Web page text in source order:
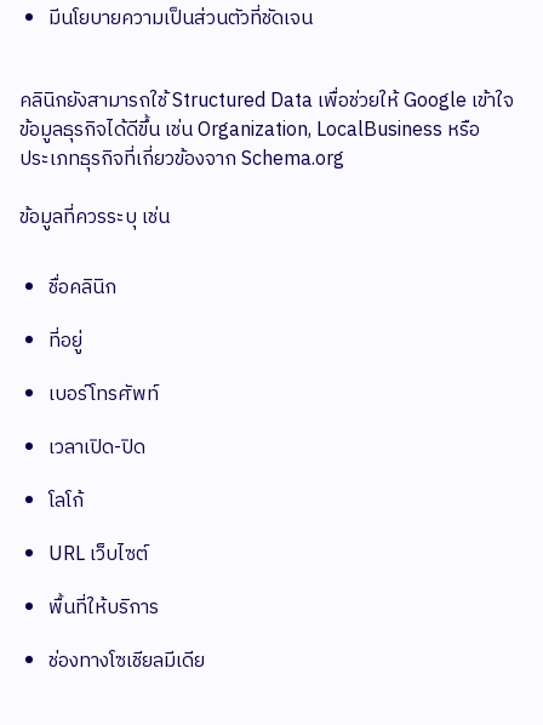
มีนโยบายความเป็นส่วนตัวที่ชัดเจน
คลินิกยังสามารถใช้ Structured Data เพื่อช่วยให้ Google เข้าใจ
ข้อมูลธุรกิจได้ดีขึ้น เช่น Organization, LocalBusiness หรือ
ประเภทธุรกิจที่เกี่ยวข้องจาก Schema.org
ข้อมูลที่ควรระบุ เช่น
ชื่อคลินิก
ที่อยู่
เบอร์โทรศัพท์
เวลาเปิด-ปิด
โลโก้
URL เว็บไซต์
พื้นที่ให้บริการ
ช่องทางโซเชียลมีเดีย